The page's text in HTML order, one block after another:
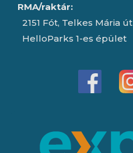
RMA/raktár:
2151 Fót, Telkes Mária
HelloParks 1-es épület